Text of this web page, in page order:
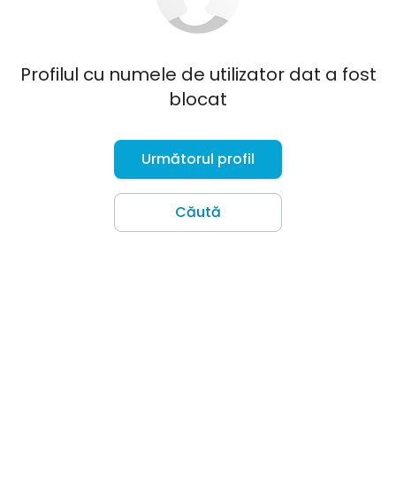
Profilul cu numele de utilizator dat a fost
blocat
Următorul profil
Căută